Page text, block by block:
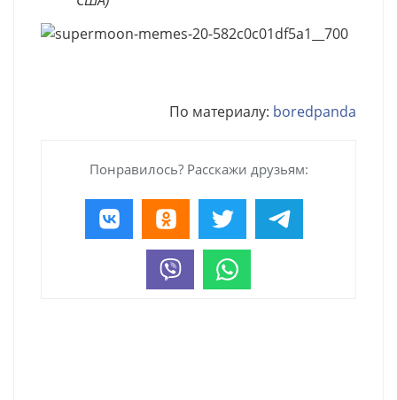
По материалу: boredpanda
Понравилось? Расскажи друзьям: